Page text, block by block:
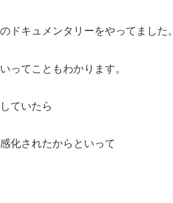
ドキュメンタリーをやってました。
ってこともわかります。
ていたら
化されたからといって